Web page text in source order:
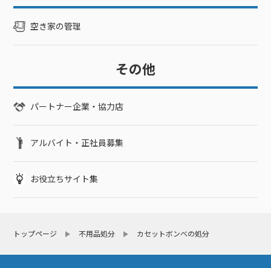
空き家の管理
その他
パートナー企業・協力店
アルバイト・正社員募集
お役立ちサイト集
トップページ 不用品処分 カセットボンベの処分